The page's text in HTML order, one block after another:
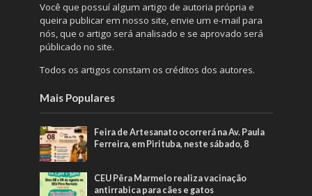
Você que possuí algum artigo de autoria própria e
queira publicar em nosso site, envie um e-mail para
nós, que o artigo será analisado e se aprovado será
públicado no site.
Todos os artigos constam os créditos dos autores.
Mais Populares
Feira de Artesanato ocorrerá na Av. Paula
Ferreira, em Pirituba, neste sábado, 8
CEU Pêra Marmelo realiza vacinação
antirrabica para cães e gatos